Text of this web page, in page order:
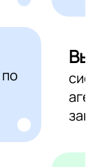
по